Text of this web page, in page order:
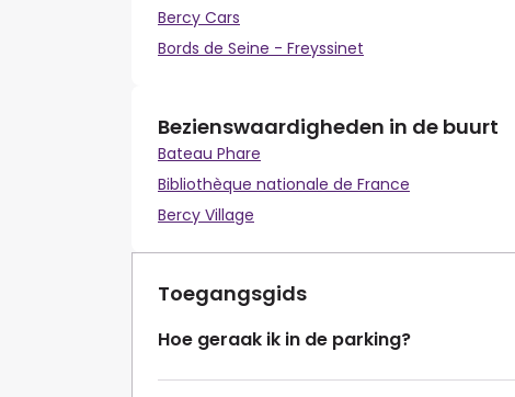
Bercy Cars
Bords de Seine - Freyssinet
Bezienswaardigheden in de buurt
Bateau Phare
Bibliothèque nationale de France
Bercy Village
Toegangsgids
Hoe geraak ik in de parking?